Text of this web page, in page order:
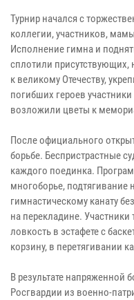
Турнир начался с
коллегии, участников,
Исполнение гимна и
сплотили присутствующих,
к великому Отечеству,
погибших героев
возложили цветы к
После официального
борьбе. Беспристрастные
каждого поединка.
многоборье, подтягивание
гимнастическому канату
на перекладине.
ловкость в эстафете с
корзину, в перетягивании
В результате напряженной
Росгвардии из военно-